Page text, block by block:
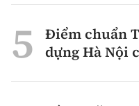
Điểm chuẩn
dựng Hà Nội